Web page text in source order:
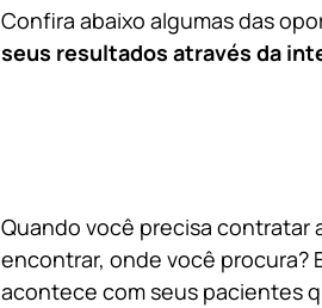
Confira abaixo algumas das
seus resultados através da
Quando você precisa contratar
encontrar, onde você procura?
acontece com seus pacientes